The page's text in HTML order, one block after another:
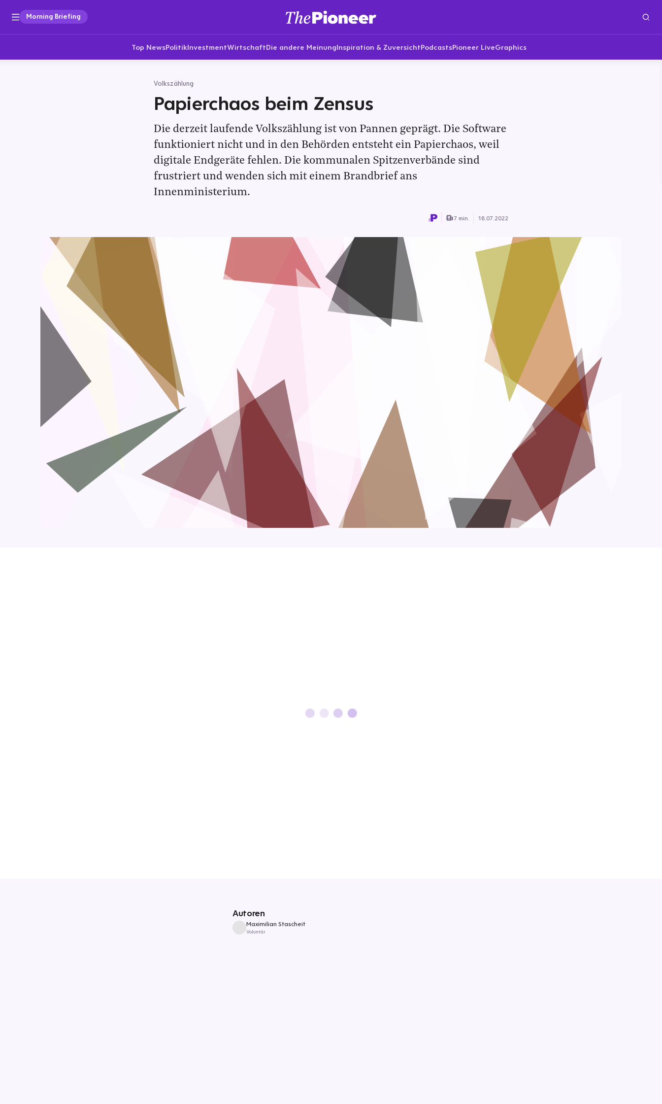
Morning Briefing
Top NewsPolitikInvestmentWirtschaftDie andere MeinungInspiration & ZuversichtPodcastsPioneer LiveGraphics
Volkszählung
Papierchaos beim Zensus
Die derzeit laufende Volkszählung ist von Pannen geprägt. Die Software
funktioniert nicht und in den Behörden entsteht ein Papierchaos, weil
digitale Endgeräte fehlen. Die kommunalen Spitzenverbände sind
frustriert und wenden sich mit einem Brandbrief ans
Innenministerium.
7 min. 18.07.2022
Autoren
Maximilian Stascheit
Volontär